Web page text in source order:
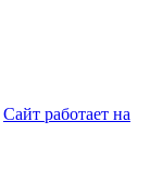
Сайт работает на